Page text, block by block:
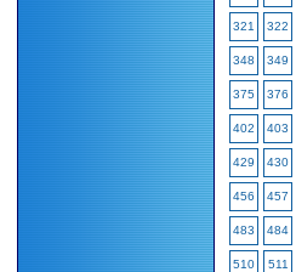
321 322
348 349
375 376
402 403
429 430
456 457
483 484
510 511